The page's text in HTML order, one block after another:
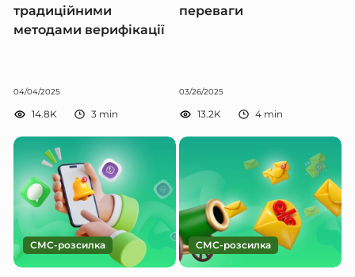
традиційними
методами верифікації
04/04/2025
14.8K 3 min
переваги
03/26/2025
13.2K 4 min
СМС-розсилка СМС-розсилка